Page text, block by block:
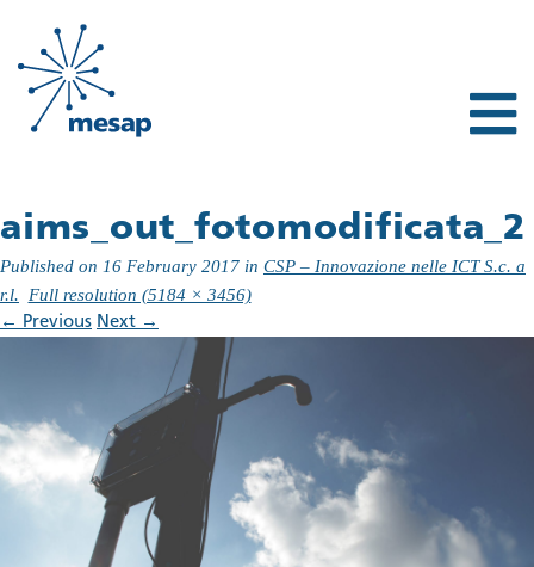
aims_out_fotomodificata_2
Published on 16 February 2017 in CSP – Innovazione nelle ICT S.c. a
r.l.
Full resolution (5184 × 3456)
← Previous Next →